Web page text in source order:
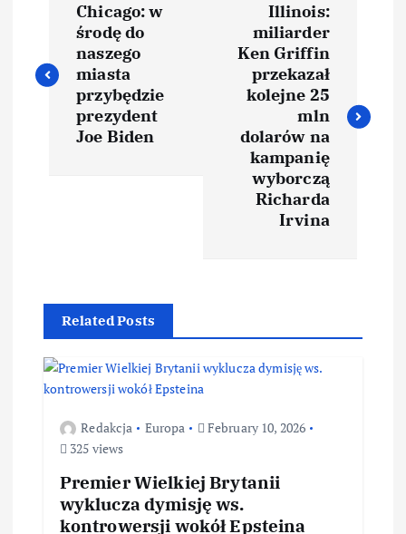
Chicago: w
środę do
naszego
miasta
przybędzie
prezydent
Joe Biden
Illinois:
miliarder
Ken Griffin
przekazał
kolejne 25
mln
dolarów na
kampanię
wyborczą
Richarda
Irvina
Related Posts
Redakcja Europa
February 10, 2026
325 views
Premier Wielkiej Brytanii
wyklucza dymisję ws.
kontrowersji wokół Epsteina